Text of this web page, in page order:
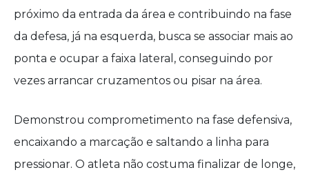
próximo da entrada da área e contribuindo na fase
da defesa, já na esquerda, busca se associar mais ao
ponta e ocupar a faixa lateral, conseguindo por
vezes arrancar cruzamentos ou pisar na área.
Demonstrou comprometimento na fase defensiva,
encaixando a marcação e saltando a linha para
pressionar. O atleta não costuma finalizar de longe,